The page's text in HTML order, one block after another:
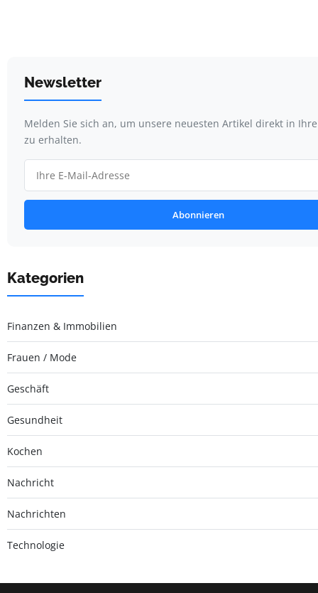
Newsletter
Melden Sie sich an, um unsere neuesten Artikel direkt in
zu erhalten.
Abonnieren
Kategorien
Finanzen & Immobilien
Frauen / Mode
Geschäft
Gesundheit
Kochen
Nachricht
Nachrichten
Technologie